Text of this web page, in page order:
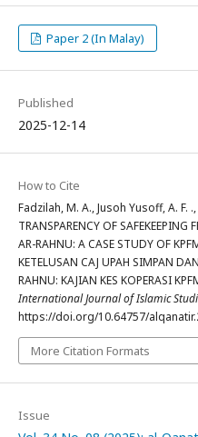
Paper 2 (In Malay)
Published
2025-12-14
How to Cite
Fadzilah, M. A., Jusoh Yusoff, A. F.
TRANSPARENCY OF
AR-RAHNU: A CASE STUDY OF
KETELUSAN CAJ UPAH SIMPAN
RAHNU: KAJIAN KES KOPERASI
International Journal of Islamic
https://doi.org/10.64757/
More Citation Formats
Issue